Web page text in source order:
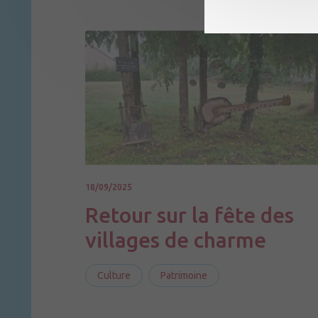
18/09/2025
Retour sur la fête des
villages de charme
Culture Patrimoine